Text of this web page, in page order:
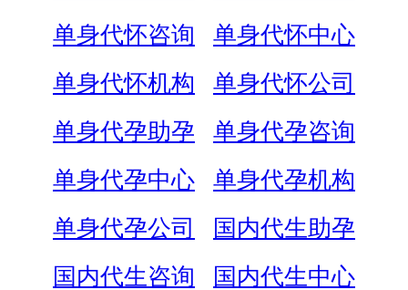
单身代怀咨询
单身代怀中心
单身代怀机构
单身代怀公司
单身代孕助孕
单身代孕咨询
单身代孕中心
单身代孕机构
单身代孕公司
国内代生助孕
国内代生咨询
国内代生中心